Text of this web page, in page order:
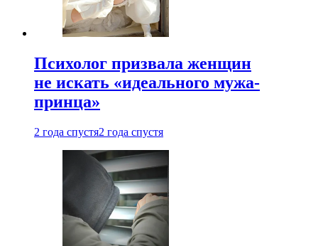
Психолог призвала женщин
не искать «идеального мужа-
принца»
2 года спустя2 года спустя